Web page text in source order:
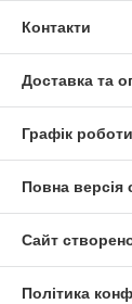
Контакти
Доставка та
Графік роботи
Повна версія
Сайт
Політика